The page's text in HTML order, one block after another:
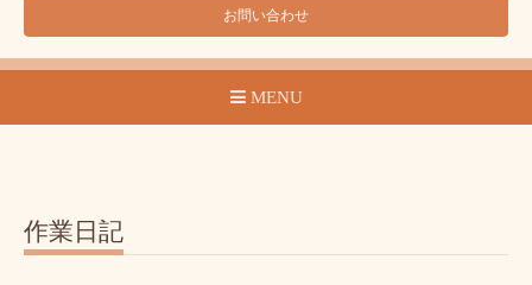
お問い合わせ
MENU
作業日記